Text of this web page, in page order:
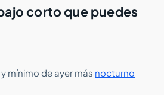
corto que puedes
mínimo de ayer más nocturno